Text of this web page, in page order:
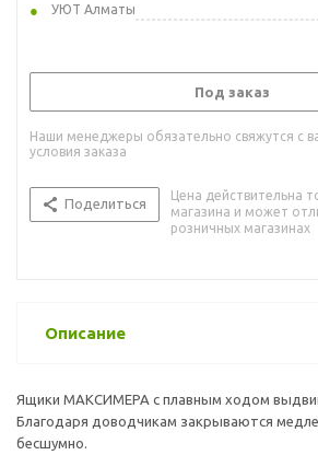
УЮТ Алматы
Под заказ
Наши менеджеры обязательно свяжутся с
условия заказа
Поделиться
Цена действительна
магазина и может
розничных магазинах
Описание
Ящики МАКСИМЕРА с плавным ходом
Благодаря доводчикам закрываются
бесшумно.